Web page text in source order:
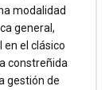
modalidad
general,
en el clásico
constreñida
gestión de